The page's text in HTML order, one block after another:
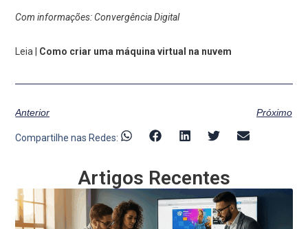
Com informações: Convergência Digital
Leia | Como criar uma máquina virtual na nuvem
Anterior Próximo
Compartilhe nas Redes:
Artigos Recentes